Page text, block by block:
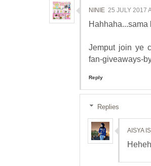
NINIE 25 JULY 2017
Hahhaha...sama
Jemput join ye
fan-giveaways-
Reply
Replies
AISYA